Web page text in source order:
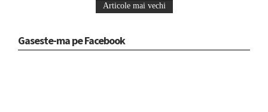
Articole mai vechi
Gaseste-ma pe Facebook